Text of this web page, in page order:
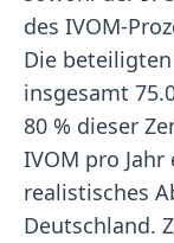
des IVOM-
Die
insgesamt
80 % dieser
IVOM pro
realistisches
Deutschland.